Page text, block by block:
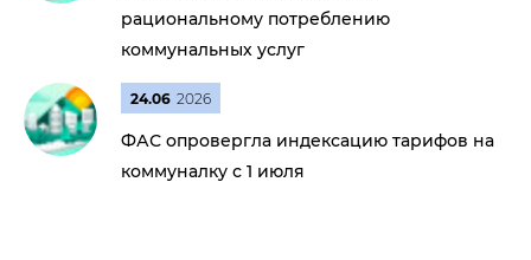
рациональному потреблению
коммунальных услуг
24.06 2026
ФАС опровергла индексацию тарифов на
коммуналку с 1 июля